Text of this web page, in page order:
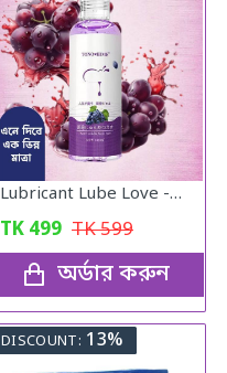
Lubricant Lube Love -Blueberry Gel
TK 499 TK599
অর্ডার করুন
DISCOUNT: 13%